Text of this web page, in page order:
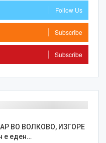
Follow Us
Subscribe
Subscribe
ВО ВОЛКОВО, ИЗГОРЕ
е еден…